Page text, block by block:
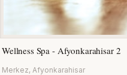
Wellness Spa - Afyonkarahisar 2
Merkez, Afyonkarahisar